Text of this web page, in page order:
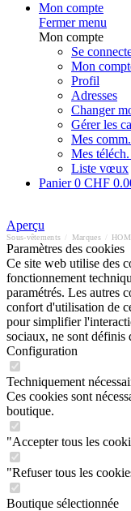
Mon compte
Fermer menu
Mon compte
Se
Mon
Profil
Adresses
Changer
Gérer les
Mes comm.
Mes
Liste vœux
Panier0 CHF
Aperçu
Sous-vêtements Marques HOM
Paramètres des cookies
Ce site web utilise des
fonctionnement
paramétrés. Les autres
confort d'utilisation de
pour simplifier
sociaux, ne sont définis
Configuration
Techniquement
Ces cookies sont
boutique.
"Accepter tous les
"Refuser tous les
Boutique sélectionnée